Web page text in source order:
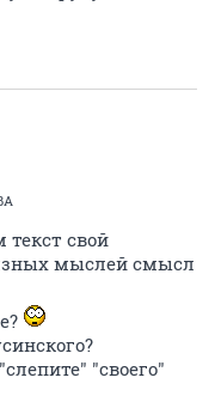
свой
мыслей смысл
"своего"